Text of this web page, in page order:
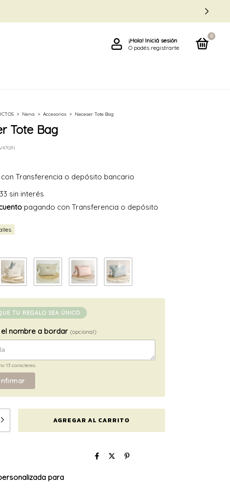
¡Hola! Iniciá sesión
O podés registrarte
0
> Nena > Accesorios > Neceser Tote Bag
Tote Bag
con Transferencia o depósito bancario
sin interés
pagando con Transferencia o depósito
TU REGALO SEA ÚNICO
nombre a bordar (opcional)
13 caracteres.
para